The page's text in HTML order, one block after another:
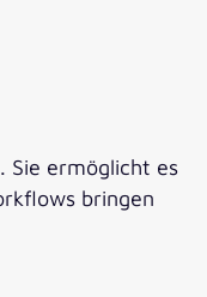
Sie ermöglicht es
bringen